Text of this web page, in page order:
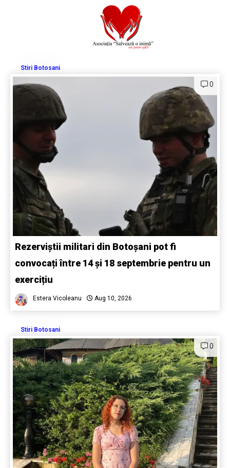
Stiri Botosani
0
Rezerviștii militari din Botoșani pot fi
convocați între 14 și 18 septembrie pentru un
exercițiu
Estera Vicoleanu Aug 10, 2026
Stiri Botosani
0